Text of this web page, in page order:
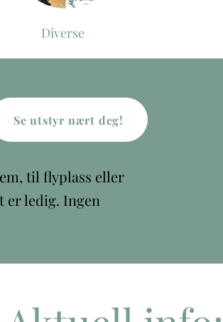
Diverse
Se utstyr nært deg!
til flyplass eller
er ledig. Ingen